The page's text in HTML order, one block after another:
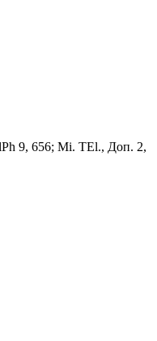
9, 656; Мi. ТЕl., Доп. 2,